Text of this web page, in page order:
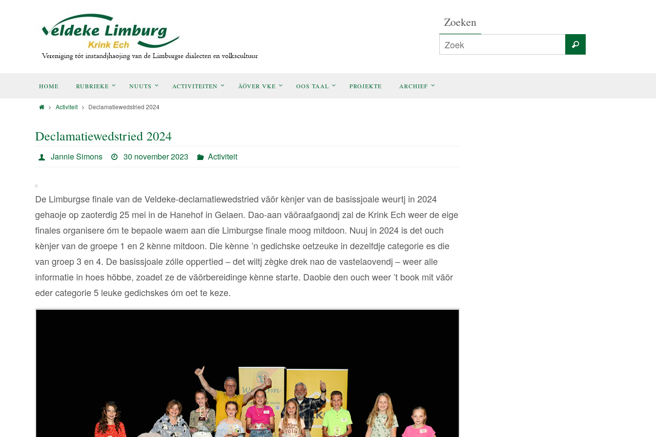
Zoeken
HOME RUBRIEKE NUUTS ACTIVITEITEN ÄÖVER VKE OOS TAAL PROJEKTE ARCHIEF
Activiteit Declamatiewedstried 2024
Declamatiewedstried 2024
Jannie Simons 30 november 2023 Activiteit
De Limburgse finale van de Veldeke-declamatiewedstried väör kènjer van de basissjoale weurtj in 2024
gehaoje op zaoterdig 25 mei in de Hanehof in Gelaen. Dao-aan väöraafgaondj zal de Krink Ech weer de eige
finales organisere óm te bepaole waem aan die Limburgse finale moog mitdoon. Nuuj in 2024 is det ouch
kènjer van de groepe 1 en 2 kènne mitdoon. Die kènne ’n gedichske oetzeuke in dezelfdje categorie es die
van groep 3 en 4. De basissjoale zólle oppertied – det wiltj zègke drek nao de vastelaovendj – weer alle
informatie in hoes höbbe, zoadet ze de väörbereidinge kènne starte. Daobie den ouch weer ’t book mit väör
eder categorie 5 leuke gedichskes óm oet te keze.